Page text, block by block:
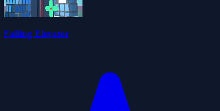
Falling Elevator